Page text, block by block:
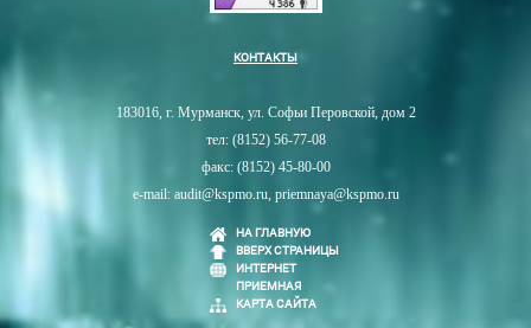
КОНТАКТЫ
183016, г. Мурманск, ул. Софьи Перовской, дом 2
тел: (8152) 56-77-08
факс: (8152) 45-80-00
e-mail: audit@kspmo.ru, priemnaya@kspmo.ru
НА ГЛАВНУЮ
ВВЕРХ СТРАНИЦЫ
ИНТЕРНЕТ
ПРИЕМНАЯ
КАРТА САЙТА